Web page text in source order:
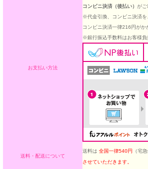
お支払い方法
コンビニ決済（後払い） がご
※代金引換、コンビニ決済
コンビニ決済一律216円がか
※銀行振込手数料はお客様負
送料・配送について
送料は 全国一律540円 （宅
させていただきます。